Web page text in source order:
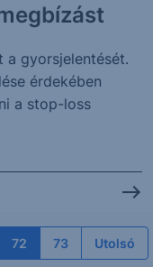
a gyorsjelentését.
érdekében
a stop-loss
72 73 Utolsó